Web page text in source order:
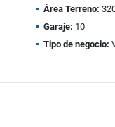
Área Terreno:
Garaje: 10
Tipo de negocio: